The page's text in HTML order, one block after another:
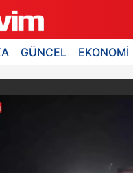
GÜNCEL EKONOMİ